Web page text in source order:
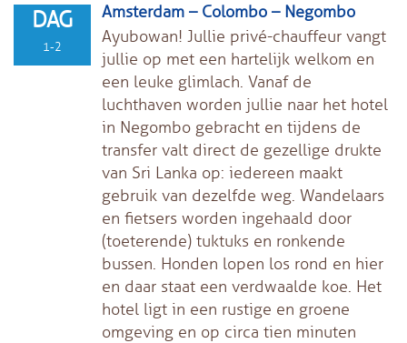
DAG
1-2
Amsterdam – Colombo – Negombo
Ayubowan! Jullie privé-chauffeur vangt
jullie op met een hartelijk welkom en
een leuke glimlach. Vanaf de
luchthaven worden jullie naar het hotel
in Negombo gebracht en tijdens de
transfer valt direct de gezellige drukte
van Sri Lanka op: iedereen maakt
gebruik van dezelfde weg. Wandelaars
en fietsers worden ingehaald door
(toeterende) tuktuks en ronkende
bussen. Honden lopen los rond en hier
en daar staat een verdwaalde koe. Het
hotel ligt in een rustige en groene
omgeving en op circa tien minuten